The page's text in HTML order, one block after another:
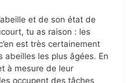
et de son état de
tu as raison : les
est très certainement
abeilles les plus âgées. En
à mesure de leur
occupent des tâches